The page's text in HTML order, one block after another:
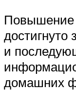
Повышение
достигнуто
и
домашних